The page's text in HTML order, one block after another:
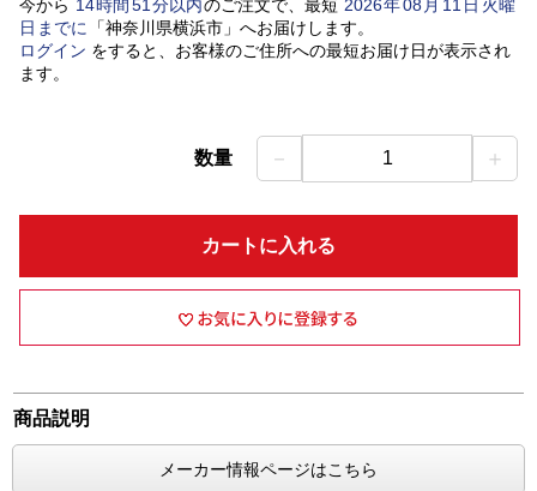
今から 14時間 51 分以内のご注文で、最短 2026年08 月 11 日火曜
日 までに 「神奈川県横浜市」 へお届けします。
ログイン をすると、お客様のご住所への最短お届け日が表示され
ます。
数量 － 1 ＋
カートに入れる
商品説明
メーカー情報ページはこちら